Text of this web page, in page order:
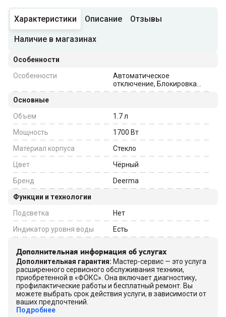
Характеристики Описание Отзывы
Наличие в магазинах
Особенности
Особенности
Автоматическое
отключение, Блокировка
включения без воды,
Основные
Объем
1.7л
Мощность
1700 Вт
Материал корпуса
Стекло
Цвет
Чёрный
Бренд
Deerma
Функции и технологии
Подсветка
Нет
Индикатор уровня воды
Есть
Дополнительная информация об услугах
Дополнительная гарантия: Мастер-сервис — это услуга
расширенного сервисного обслуживания техники,
приобретенной в «ФОКС». Она включает диагностику,
профилактические работы и бесплатный ремонт. Вы
можете выбрать срок действия услуги, в зависимости от
ваших предпочтений.
Подробнее